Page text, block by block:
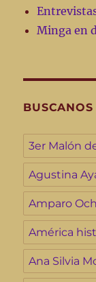
Minga en
3er Malón
Agustina
Amparo
América
Ana Silvia